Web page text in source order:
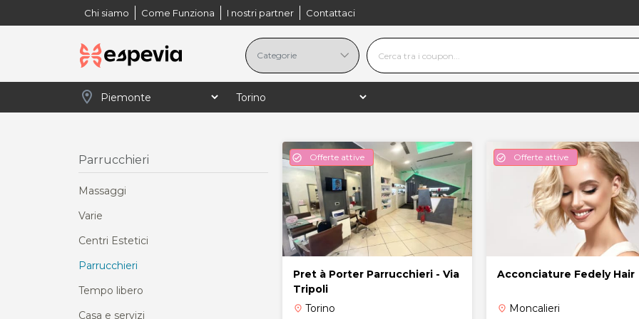
Chi siamo Come Funziona I nostri partner Contattaci
location_on
Parrucchieri
Massaggi
Varie
Centri Estetici
Parrucchieri
Tempo libero
Casa e servizi
check_circle Offerte attive
Pret à Porter Parrucchieri - Via
Tripoli
place Torino
check_circle Offerte attive
Acconciature Fedely Hair
place Moncalieri